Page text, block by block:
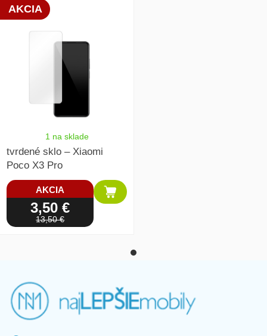
AKCIA
1 na sklade
tvrdené sklo – Xiaomi
Poco X3 Pro
AKCIA
3,50 €
13,50 €